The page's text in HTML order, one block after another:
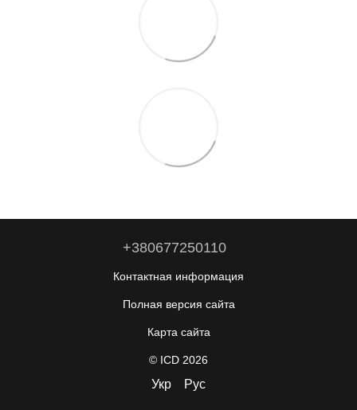
+380677250110
Контактная информация
Полная версия сайта
Карта сайта
© ICD 2026
Укр Рус